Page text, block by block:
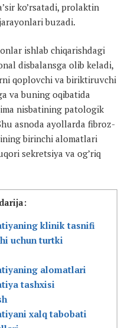
ko’rsatadi, prolaktin
buzadi.
ishlab chiqarishdagi
disbalansga olib keladi,
qoplovchi va biriktiruvchi
va buning oqibatida
nisbatining patologik
asnoda ayollarda fibroz-
birinchi alomatlari
sekretsiya va og’riq
klinik tasnifi
uchun turtki
alomatlari
tashxisi
xalq tabobati